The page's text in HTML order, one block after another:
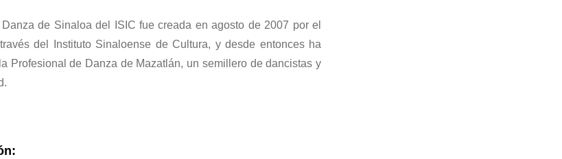
de Sinaloadel ISIC fuecreada en agosto de 2007 por el
del Instituto Sinaloense de Cultura, y desde entonces ha
Profesional de Danza de Mazatlán, un semillero dedancistas y